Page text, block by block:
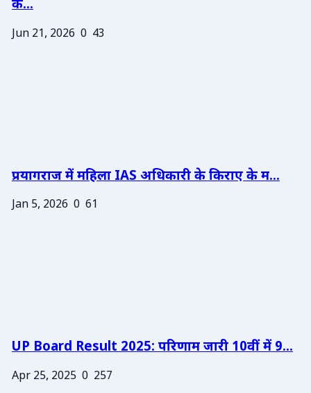
के...
Jun 21, 2026 0 43
प्रयागराज में महिला IAS अधिकारी के किराए के म...
Jan 5, 2026 0 61
UP Board Result 2025: परिणाम जारी 10वीं में 9...
Apr 25, 2025 0 257